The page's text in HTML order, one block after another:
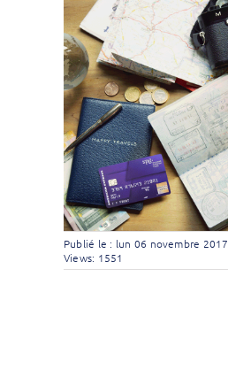
Publié le : lun 06 novembre 2017
Views: 1551